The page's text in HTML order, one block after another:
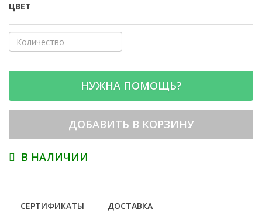
ЦВЕТ
НУЖНА ПОМОЩЬ?
ДОБАВИТЬ В КОРЗИНУ
В НАЛИЧИИ
СЕРТИФИКАТЫ ДОСТАВКА